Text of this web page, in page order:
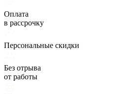
Оплата
в рассрочку
Персональные скидки
Без отрыва
от работы